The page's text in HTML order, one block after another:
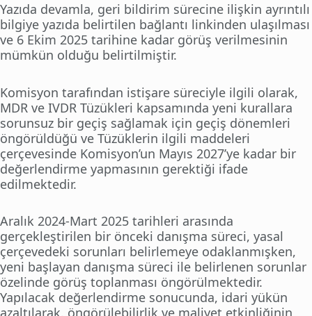
Yazıda devamla, geri bildirim sürecine ilişkin ayrıntılı
bilgiye yazıda belirtilen bağlantı linkinden ulaşılması
ve 6 Ekim 2025 tarihine kadar görüş verilmesinin
mümkün olduğu belirtilmiştir.
Komisyon tarafından istişare süreciyle ilgili olarak,
MDR ve IVDR Tüzükleri kapsamında yeni kurallara
sorunsuz bir geçiş sağlamak için geçiş dönemleri
öngörüldüğü ve Tüzüklerin ilgili maddeleri
çerçevesinde Komisyon’un Mayıs 2027’ye kadar bir
değerlendirme yapmasının gerektiği ifade
edilmektedir.
Aralık 2024-Mart 2025 tarihleri arasında
gerçekleştirilen bir önceki danışma süreci, yasal
çerçevedeki sorunları belirlemeye odaklanmışken,
yeni başlayan danışma süreci ile belirlenen sorunlar
özelinde görüş toplanması öngörülmektedir.
Yapılacak değerlendirme sonucunda, idari yükün
azaltılarak, öngörülebilirlik ve maliyet etkinliğinin